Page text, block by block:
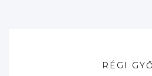
RÉGI